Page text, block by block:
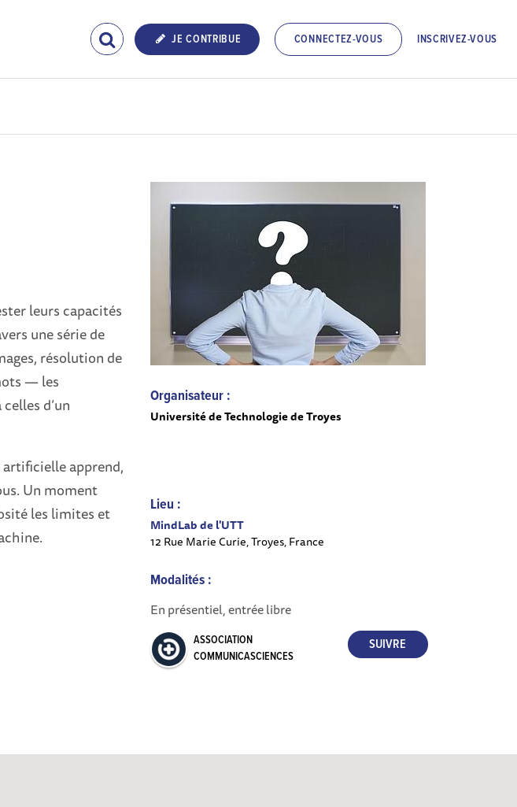
JE CONTRIBUE CONNECTEZ-VOUS INSCRIVEZ-VOUS
leurs capacités
une série de
résolution de
— les
d’un
apprend,
Un moment
les limites et
Organisateur :
Université de Technologie de Troyes
Lieu :
MindLab de l'UTT
12 Rue Marie Curie, Troyes, France
Modalités :
En présentiel, entrée libre
ASSOCIATION
COMMUNICASCIENCES